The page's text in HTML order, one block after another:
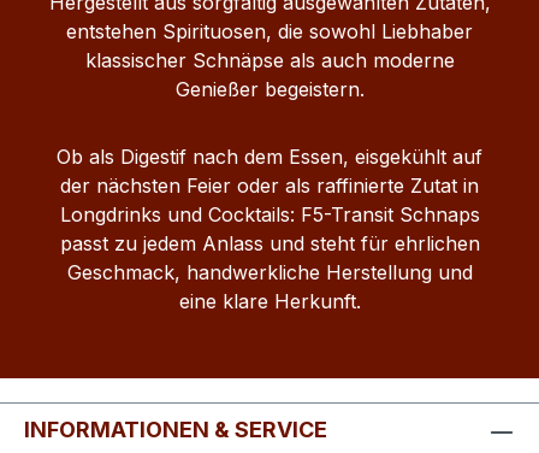
entstehen Spirituosen, die sowohl Liebhaber
klassischer Schnäpse als auch moderne
Genießer begeistern.
Ob als Digestif nach dem Essen, eisgekühlt auf
der nächsten Feier oder als raffinierte Zutat in
Longdrinks und Cocktails: F5-Transit Schnaps
passt zu jedem Anlass und steht für ehrlichen
Geschmack, handwerkliche Herstellung und
eine klare Herkunft.
INFORMATIONEN & SERVICE